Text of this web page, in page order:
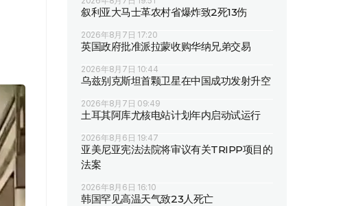
叙利亚大马士革农村省爆炸致2死13伤
2026年8月7日 17:20
英国政府批准派拉蒙收购华纳兄弟交易
2026年8月7日 10:44
乌兹别克斯坦首颗卫星在中国成功发射升空
2026年8月7日 09:49
土耳其阿库尤核电站计划年内启动试运行
2026年8月6日 19:47
亚美尼亚宪法法院将审议有关TRIPP项目的
法案
2026年8月6日 16:10
韩国罕见高温天气致23人死亡